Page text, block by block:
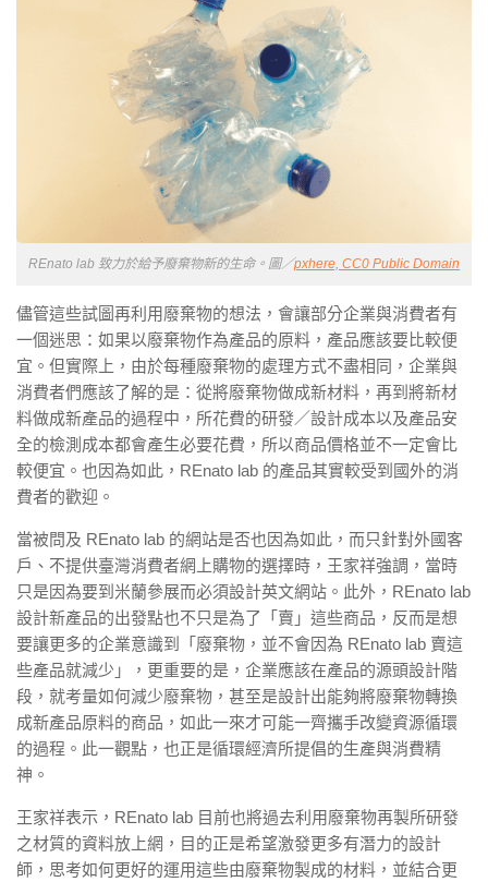
REnato lab 致力於給予廢棄物新的生命。圖／pxhere, CC0 Public Domain
儘管這些試圖再利用廢棄物的想法，會讓部分企業與消費者有
一個迷思：如果以廢棄物作為產品的原料，產品應該要比較便
宜。但實際上，由於每種廢棄物的處理方式不盡相同，企業與
消費者們應該了解的是：從將廢棄物做成新材料，再到將新材
料做成新產品的過程中，所花費的研發／設計成本以及產品安
全的檢測成本都會產生必要花費，所以商品價格並不一定會比
較便宜。也因為如此，REnato lab 的產品其實較受到國外的消
費者的歡迎。
當被問及 REnato lab 的網站是否也因為如此，而只針對外國客
戶、不提供臺灣消費者網上購物的選擇時，王家祥強調，當時
只是因為要到米蘭參展而必須設計英文網站。此外，REnato lab
設計新產品的出發點也不只是為了「賣」這些商品，反而是想
要讓更多的企業意識到「廢棄物，並不會因為 REnato lab 賣這
些產品就減少」，更重要的是，企業應該在產品的源頭設計階
段，就考量如何減少廢棄物，甚至是設計出能夠將廢棄物轉換
成新產品原料的商品，如此一來才可能一齊攜手改變資源循環
的過程。此一觀點，也正是循環經濟所提倡的生產與消費精
神。
王家祥表示，REnato lab 目前也將過去利用廢棄物再製所研發
之材質的資料放上網，目的正是希望激發更多有潛力的設計
師，思考如何更好的運用這些由廢棄物製成的材料，並結合更